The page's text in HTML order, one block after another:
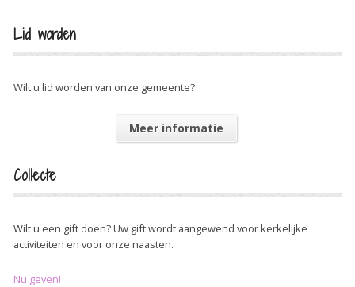
Lid worden
Wilt u lid worden van onze gemeente?
Meer informatie
Collecte
Wilt u een gift doen? Uw gift wordt aangewend voor kerkelijke
activiteiten en voor onze naasten.
Nu geven!